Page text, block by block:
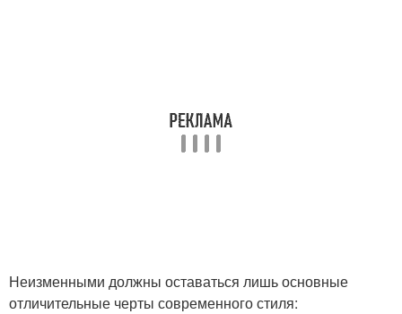
Неизменными должны оставаться лишь основные
отличительные черты современного стиля: